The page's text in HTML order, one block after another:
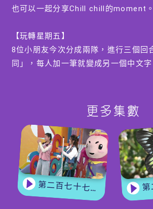
也可以一起分享Chill chill的moment。
【玩轉星期五】
8位小朋友今次分成兩隊，進行三個回
同」，每人加一筆就變成另一個中文
友的即時反應和常識，勝出的一隊將
編導：吳諾雯
更多集數
第二百七十七集 - 【玩轉星期五】 蝴蝶變變變 第二